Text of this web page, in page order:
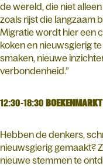
de wereld, die niet
zoals rijst die langzaam
Migratie wordt hier een
koken en nieuwsgierig
smaken, nieuwe
verbondenheid.”
12:30-18:30
Hebben de denkers,
nieuwsgierig gemaakt?
nieuwe stemmen te